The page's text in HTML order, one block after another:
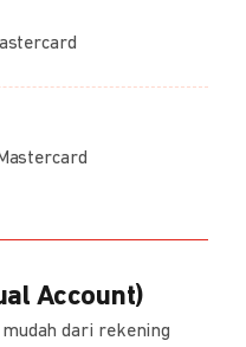
Account)
dari rekening